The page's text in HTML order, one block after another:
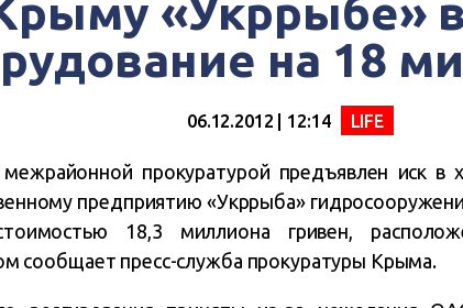
«Укррыбе»
на 18
06.12.2012 | 12:14 LIFE
межрайонной прокуратурой предъявлен иск в
предприятию «Укррыба»
18,3 миллиона гривен,
сообщает пресс-служба прокуратуры Крыма.